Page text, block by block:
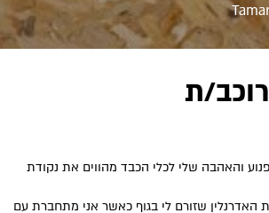
ת
והאהבה שלי לכלי הכבד מהווים את נקודת
האדרנלין שזורם לי בגוף כאשר אני מתחברת עם